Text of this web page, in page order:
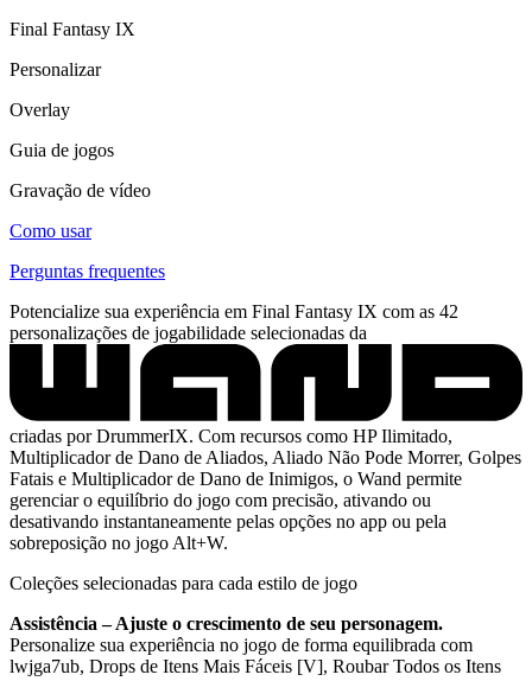
Final Fantasy IX
Personalizar
Overlay
Guia de jogos
Gravação de vídeo
Como usar
Perguntas frequentes
Potencialize sua experiência em Final Fantasy IX com as 42
personalizações de jogabilidade selecionadas da
criadas por DrummerIX. Com recursos como HP Ilimitado,
Multiplicador de Dano de Aliados, Aliado Não Pode Morrer, Golpes
Fatais e Multiplicador de Dano de Inimigos, o Wand permite
gerenciar o equilíbrio do jogo com precisão, ativando ou
desativando instantaneamente pelas opções no app ou pela
sobreposição no jogo Alt+W.
Coleções selecionadas para cada estilo de jogo
Assistência – Ajuste o crescimento de seu personagem.
Personalize sua experiência no jogo de forma equilibrada com
lwjga7ub, Drops de Itens Mais Fáceis [V], Roubar Todos os Itens